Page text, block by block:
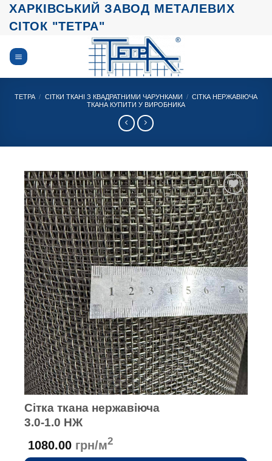
Skip
content
ХАРКІВСЬКИЙ ЗАВОД МЕТАЛЕВИХ
СІТОК "ТЕТРА"
ТЕТРА / СІТКИ ТКАНІ З КВАДРАТНИМИ ЧАРУНКАМИ / СІТКА НЕРЖАВІЮЧА
ТКАНА КУПИТИ У ВИРОБНИКА
Сітка ткана нержавіюча
3.0-1.0 НЖ
1080.00 грн/м2